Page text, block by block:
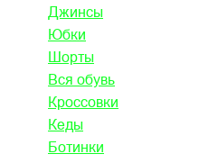
Джинсы
Юбки
Шорты
Вся обувь
Кроссовки
Кеды
Ботинки